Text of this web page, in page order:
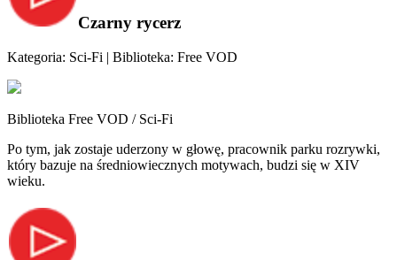
Czarny rycerz
Kategoria: Sci-Fi | Biblioteka: Free VOD
Biblioteka Free VOD / Sci-Fi
Po tym, jak zostaje uderzony w głowę, pracownik parku rozrywki,
który bazuje na średniowiecznych motywach, budzi się w XIV
wieku.